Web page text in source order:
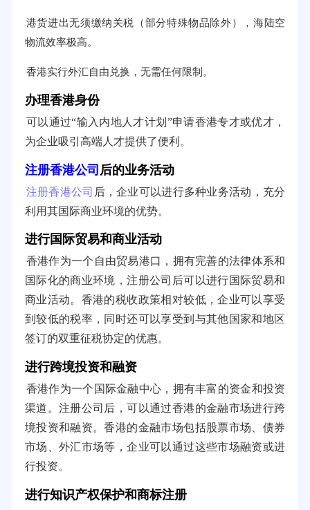
港货进出无须缴纳关税（部分特殊物品除外），海陆空
物流效率极高。
香港实行外汇自由兑换，无需任何限制。
办理香港身份
可以通过“输入内地人才计划”申请香港专才或优才，
为企业吸引高端人才提供了便利。
注册香港公司 后的业务活动
注册香港公司 后，企业可以进行多种业务活动，充分
利用其国际商业环境的优势。
进行国际贸易和商业活动
香港作为一个自由贸易港口，拥有完善的法律体系和
国际化的商业环境，注册公司后可以进行国际贸易和
商业活动。香港的税收政策相对较低，企业可以享受
到较低的税率，同时还可以享受到与其他国家和地区
签订的双重征税协定的优惠。
进行跨境投资和融资
香港作为一个国际金融中心，拥有丰富的资金和投资
渠道。注册公司后，可以通过香港的金融市场进行跨
境投资和融资。香港的金融市场包括股票市场、债券
市场、外汇市场等，企业可以通过这些市场融资或进
行投资。
进行知识产权保护和商标注册